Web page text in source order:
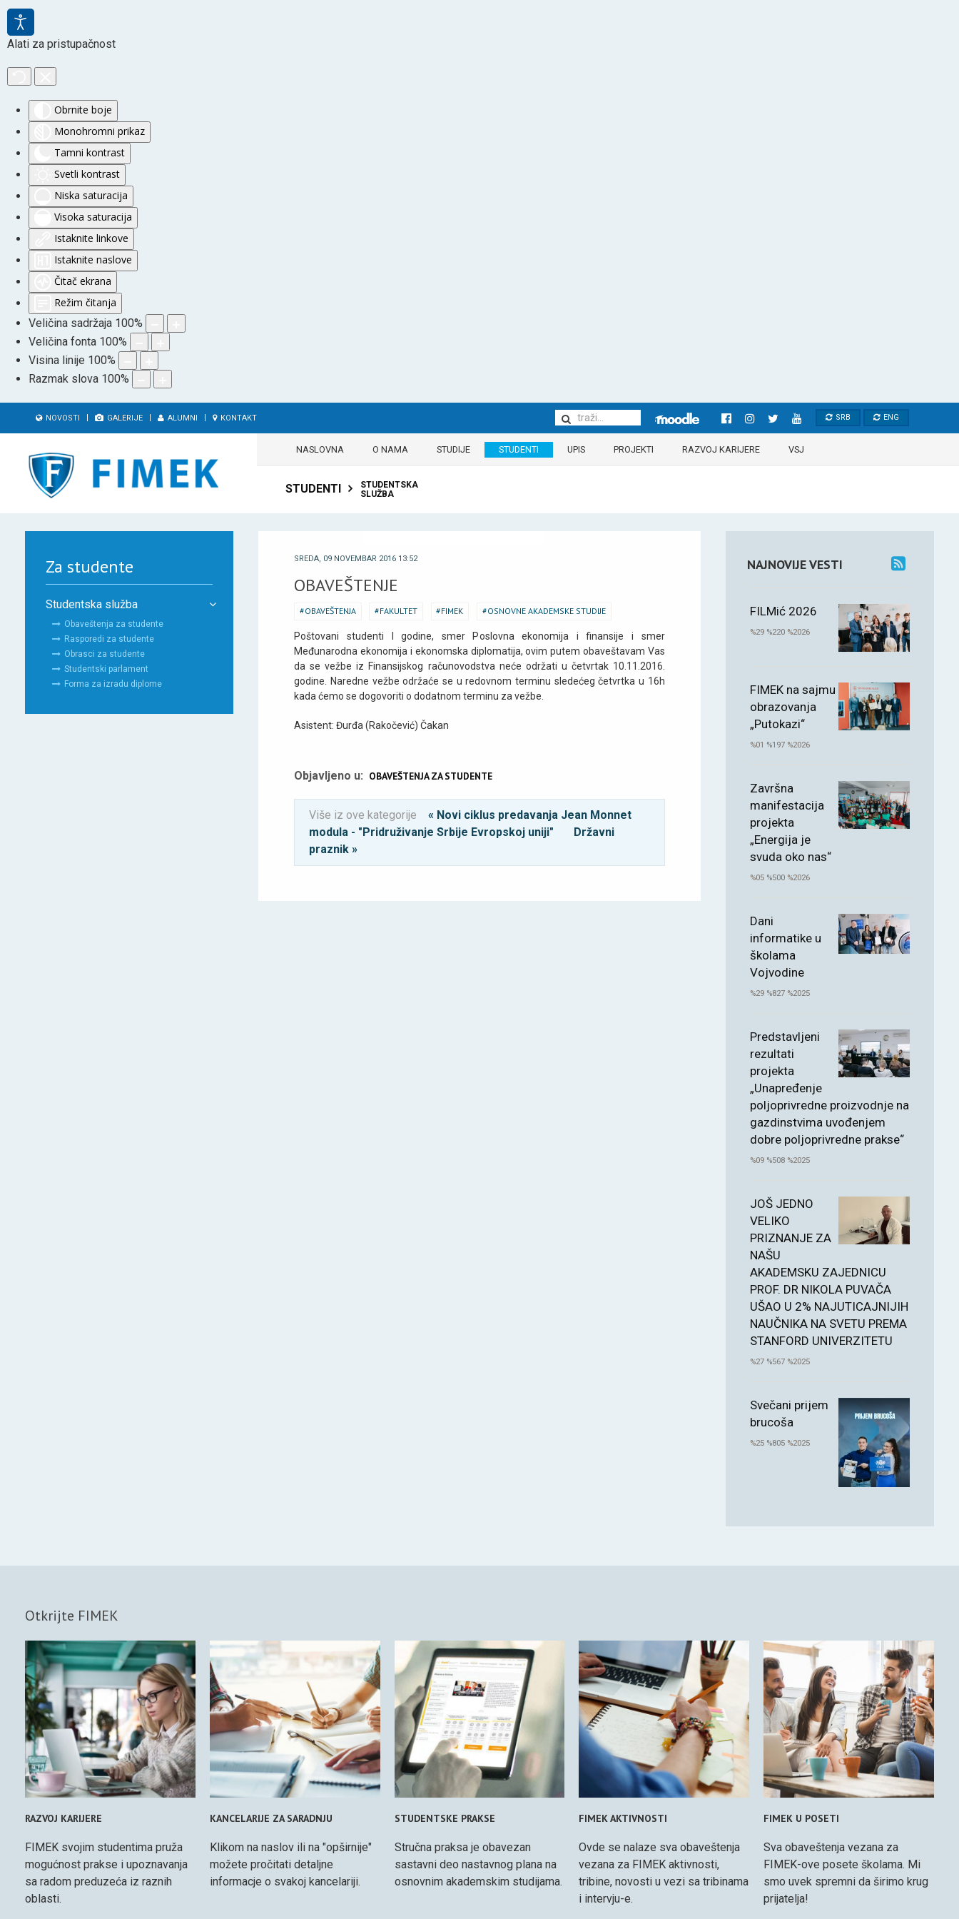
Alati za pristupačnost
Obrnite boje
Monohromni prikaz
Tamni kontrast
Svetli kontrast
Niska saturacija
Visoka saturacija
Istaknite linkove
Istaknite naslove
Čitač ekrana
Režim čitanja
Veličina sadržaja 100%
Veličina fonta 100%
Visina linije 100%
Razmak slova 100%
NOVOSTI GALERIJE ALUMNI KONTAKT SRB ENG
NASLOVNA O NAMA STUDIJE STUDENTI UPIS PROJEKTI RAZVOJ KARIJERE VSJ
STUDENTI
STUDENTSKA
SLUŽBA
SREDA, 09 NOVEMBAR 2016 13:52
OBAVEŠTENJE
OBAVEŠTENJA FAKULTET FIMEK OSNOVNE AKADEMSKE STUDIJE
Poštovani studenti I godine, smer Poslovna ekonomija i finansije i smer
Međunarodna ekonomija i ekonomska diplomatija, ovim putem obaveštavam Vas
da se vežbe iz Finansijskog računovodstva neće održati u četvrtak 10.11.2016.
godine. Naredne vežbe održaće se u redovnom terminu sledećeg četvrtka u 16h
kada ćemo se dogovoriti o dodatnom terminu za vežbe.
Asistent: Đurđa (Rakočević) Čakan
Objavljeno u: OBAVEŠTENJA ZA STUDENTE
Više iz ove kategorije
« Novi ciklus predavanja Jean Monnet
modula - "Pridruživanje Srbije Evropskoj uniji"
Državni
praznik »
Za studente
Studentska služba
Obaveštenja za studente
Rasporedi za studente
Obrasci za studente
Studentski parlament
Forma za izradu diplome
NAJNOVIJE VESTI
FILMić 2026
%29 %220 %2026
FIMEK na sajmu
obrazovanja
„Putokazi“
%01 %197 %2026
Završna
manifestacija
projekta
„Energija je
svuda oko nas“
%05 %500 %2026
Dani
informatike u
školama
Vojvodine
%29 %827 %2025
Predstavljeni
rezultati
projekta
„Unapređenje
poljoprivredne proizvodnje na
gazdinstvima uvođenjem
dobre poljoprivredne prakse“
%09 %508 %2025
JOŠ JEDNO
VELIKO
PRIZNANJE ZA
NAŠU
AKADEMSKU ZAJEDNICU
PROF. DR NIKOLA PUVAČA
UŠAO U 2% NAJUTICAJNIJIH
NAUČNIKA NA SVETU PREMA
STANFORD UNIVERZITETU
%27 %567 %2025
Svečani prijem
brucoša
%25 %805 %2025
Otkrijte FIMEK
RAZVOJ KARIJERE
FIMEK svojim studentima pruža
mogućnost prakse i upoznavanja
sa radom preduzeća iz raznih
oblasti.
KANCELARIJE ZA SARADNJU
Klikom na naslov ili na "opširnije"
možete pročitati detaljne
informacje o svakoj kancelariji.
STUDENTSKE PRAKSE
Stručna praksa je obavezan
sastavni deo nastavnog plana na
osnovnim akademskim studijama.
FIMEK AKTIVNOSTI
Ovde se nalaze sva obaveštenja
vezana za FIMEK aktivnosti,
tribine, novosti u vezi sa tribinama
i intervju-e.
FIMEK U POSETI
Sva obaveštenja vezana za
FIMEK-ove posete školama. Mi
smo uvek spremni da širimo krug
prijatelja!